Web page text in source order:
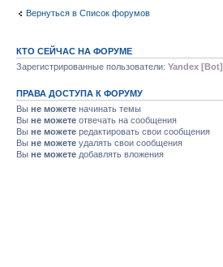
Вернуться в Список форумов
КТО СЕЙЧАС НА ФОРУМЕ
Зарегистрированные пользователи: Yandex [Bot]
ПРАВА ДОСТУПА К ФОРУМУ
Вы не можете начинать темы
Вы не можете отвечать на сообщения
Вы не можете редактировать свои сообщения
Вы не можете удалять свои сообщения
Вы не можете добавлять вложения